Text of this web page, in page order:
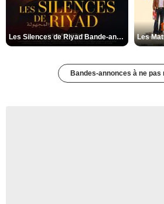
Les Silences de Riyad Bande-annonce VO STFR
Bandes-annonces à ne pas